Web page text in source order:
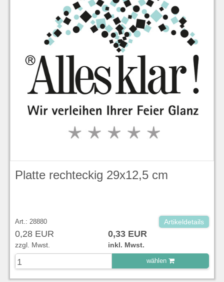
Platte rechteckig 29x12,5 cm
Art.: 28880 Artikeldetails
0,28 EUR 0,33 EUR
zzgl. Mwst. inkl. Mwst.
wählen